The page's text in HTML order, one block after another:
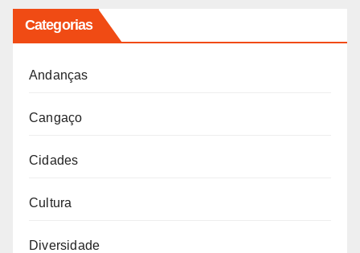
Categorias
Andanças
Cangaço
Cidades
Cultura
Diversidade